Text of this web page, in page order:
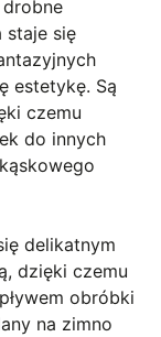
staje się
estetykę. Są
czemu
do innych
delikatnym
dzięki czemu
obróbki
na zimno